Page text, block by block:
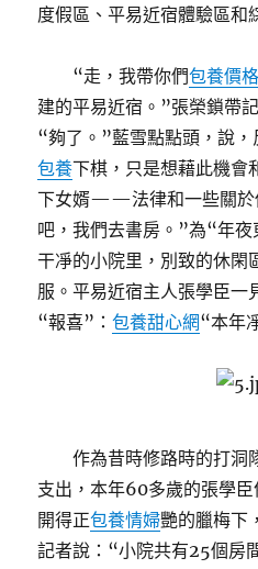
度假區、平易近宿體驗區和
“走，我帶你們包養價
建的平易近宿。”張榮鎖帶
“夠了。”藍雪點點頭，說
包養下棋，只是想藉此機會
下女婿——法律和一些關於
吧，我們去書房。”為“年夜
干凈的小院里，別致的休閑
服。平易近宿主人張學臣一
“報喜”：包養甜心網“本年
作為昔時修路時的打洞
支出，本年60多歲的張學
開得正包養情婦艷的臘梅下
記者說：“小院共有25個房